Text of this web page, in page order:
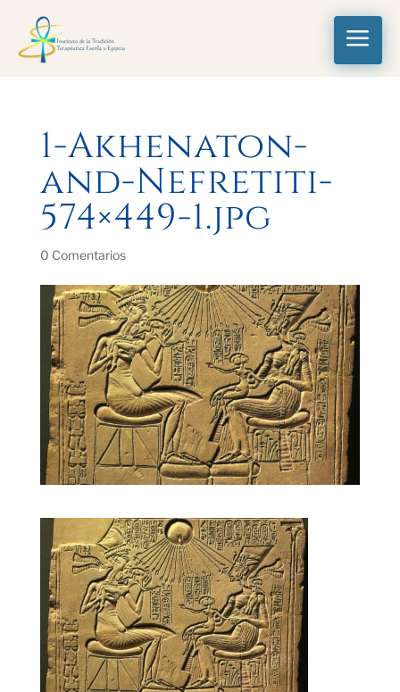
a
1-Akhenaton-
and-Nefretiti-
574×449-1.jpg
0 Comentarios